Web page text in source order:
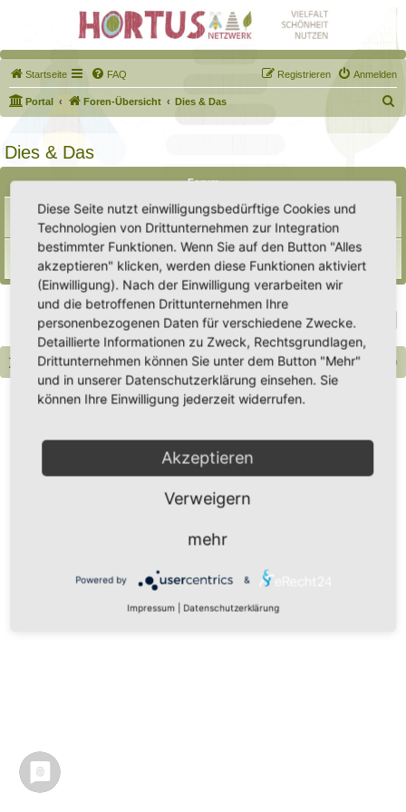
Startseite FAQ Anmelden
Registrieren
Portal Foren-Übersicht Dies & Das
u
h
Dies & Das
Forum
Samentauschpaket
Themen:7
Biete / Suche / Tausche
Themen:10
Gehe zu
Portal Foren-Übersicht Alle Zeiten sindUTC+02:00
Copyright - Hortus-Netzwerk.de unterstützt durch phpBB
Diese Seite nutzt einwilligungsbedürftige Cookies und
Technologien von Drittunternehmen zur Integration
bestimmter Funktionen. Wenn Sie auf den Button "Alles
akzeptieren" klicken, werden diese Funktionen aktiviert
(Einwilligung). Nach der Einwilligung verarbeiten wir
und die betroffenen Drittunternehmen Ihre
personenbezogenen Daten für verschiedene Zwecke.
Detaillierte Informationen zu Zweck, Rechtsgrundlagen,
Drittunternehmen können Sie unter dem Button "Mehr"
und in unserer Datenschutzerklärung einsehen. Sie
können Ihre Einwilligung jederzeit widerrufen.
Akzeptieren
Verweigern
mehr
Powered by &
Impressum Datenschutzerklärung